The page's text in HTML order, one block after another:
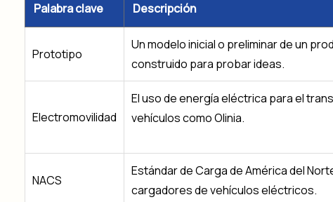
Palabra clave Descripción
Prototipo
Un modelo inicial o preliminar de un
construido para probar ideas.
Electromovilidad
El uso de energía eléctrica para el
vehículos como Olinia.
NACS
Estándar de Carga de América del
cargadores de vehículos eléctricos.